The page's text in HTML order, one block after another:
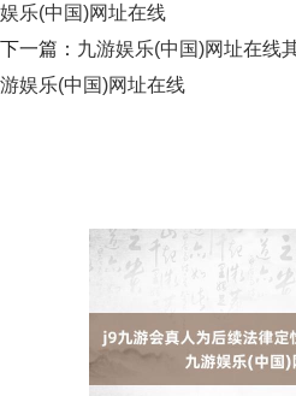
娱乐(中国)网址在线
下一篇： 九游娱乐(中国)网址在线
游娱乐(中国)网址在线